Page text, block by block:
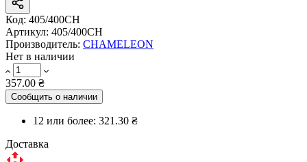
Код: 405/400CH
Артикул: 405/400CH
Производитель: CHAMELEON
Нет в наличии
357.00 ₴
Сообщить о наличии
12 или более: 321.30 ₴
Доставка